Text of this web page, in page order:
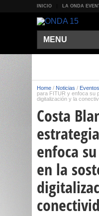
INICIO LA ONDA
MENU
Home / Noticias / Eventos
para FITUR y enfoca su
digitalización y la
Costa
enfoca
en la